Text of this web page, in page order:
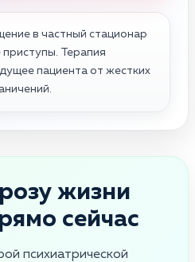
в частный стационар
Терапия
пациента от жестких
жизни
сейчас
психиатрической